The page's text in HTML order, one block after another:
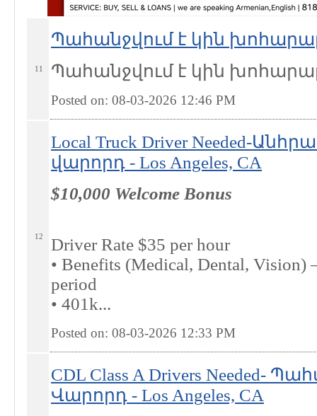
11
Պահանջվում է կին խոհարար
Պահանջվում է կին
Posted on: 08-03-2026 12:46 PM
12
Local Truck Driver Needed-
վարորդ - Los Angeles, CA
$10,000 Welcome Bonus
Driver Rate $35 per hour
• Benefits (Medical, Dental, Vision)
period
• 401k...
Posted on: 08-03-2026 12:33 PM
CDL Class A Drivers Needed-
Վարորդ - Los Angeles, CA